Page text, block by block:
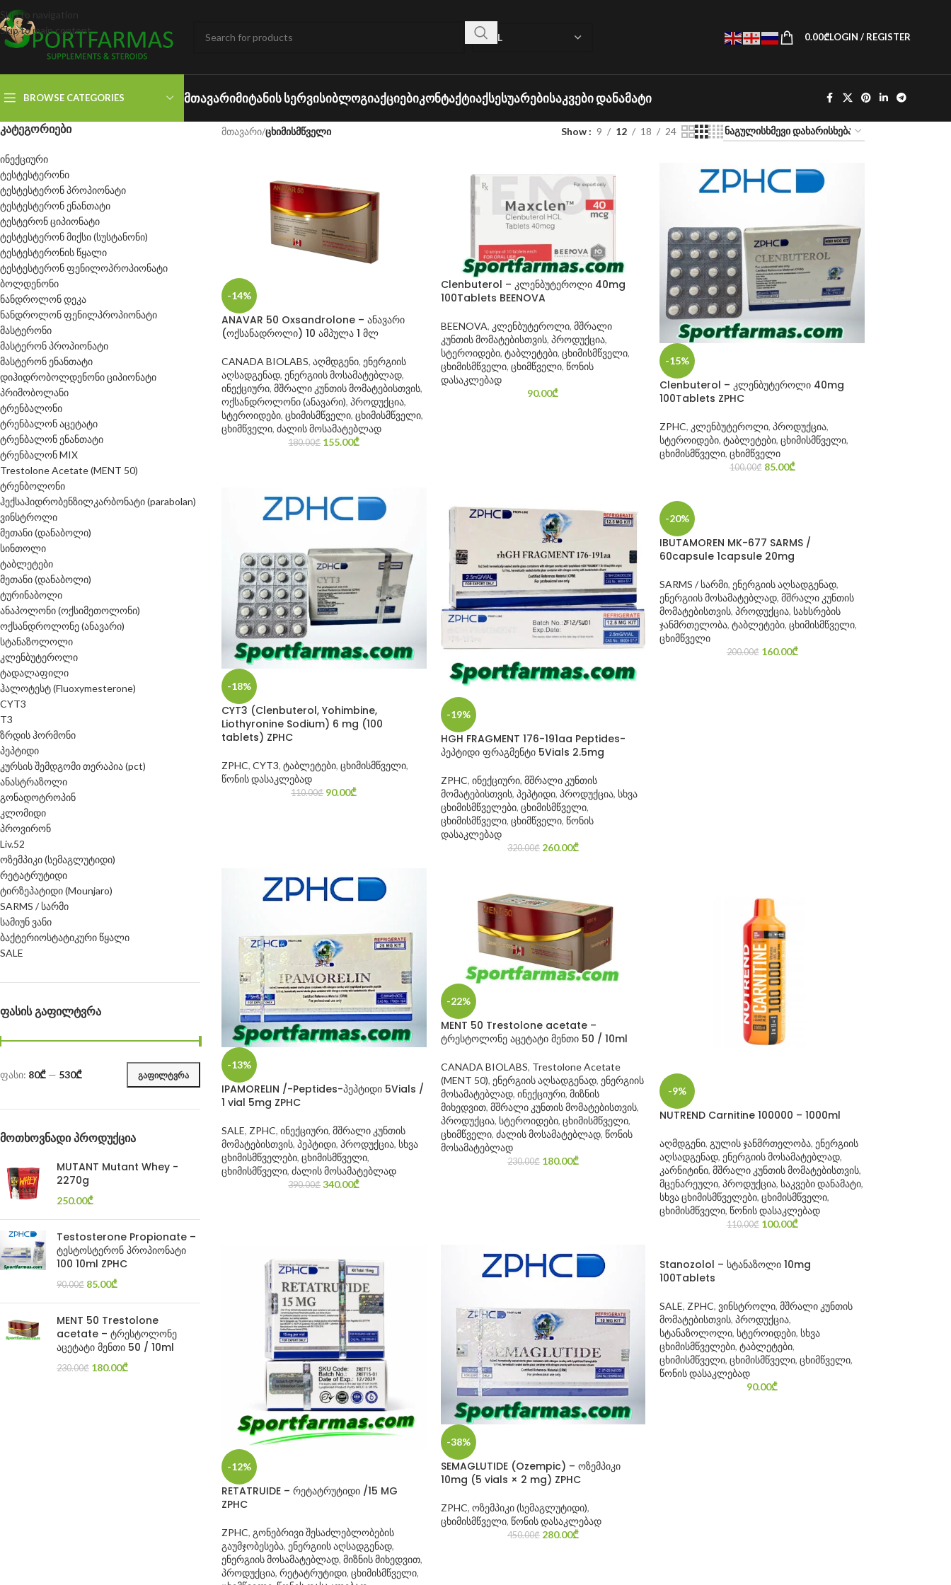
Skip to navigation
Skip to main content
0.00₾LOGIN / REGISTER
BROWSE CATEGORIES ᲛᲗᲐᲕᲐᲠᲘᲛᲘᲢᲐᲜᲘᲡ ᲡᲔᲠᲕᲘᲡᲘᲑᲚᲝᲒᲘᲐᲥᲪᲘᲔᲑᲘᲙᲝᲜᲢᲐᲥᲢᲘᲐᲥᲡᲔᲡᲣᲐᲠᲔᲑᲘᲡᲐᲙᲕᲔᲑᲘ ᲓᲐᲜᲐᲛᲐᲢᲘ
ᲙᲐᲢᲔᲒᲝᲠᲘᲔᲑᲘ
ინექციური
ტესტესტერონი
ტესტესტერონ პროპიონატი
ტესტესტერონ ენანთატი
ტესტერონ ციპიონატი
ტესტესტერონ მიქსი (სუსტანონი)
ტესტესტერონის წყალი
ტესტესტერონ ფენილოპროპიონატი
ბოლდენონი
ნანდროლონ დეკა
ნანდროლონ ფენილპროპიონატი
მასტერონი
მასტერონ პროპიონატი
მასტერონ ენანთატი
დიჰიდრობოლდენონი ციპიონატი
პრიმობოლანი
ტრენბალონი
ტრენბალონ აცეტატი
ტრენბალონ ენანთატი
ტრენბალონ MIX
Trestolone Acetate (MENT 50)
ტრენბოლონი
ჰექსაჰიდრობენზილკარბონატი (parabolan)
ვინსტროლი
მეთანი (დანაბოლი)
სინთოლი
ტაბლეტები
მეთანი (დანაბოლი)
ტურინაბოლი
ანაპოლონი (ოქსიმეთოლონი)
ოქსანდროლონე (ანავარი)
სტანაზოლოლი
კლენბუტეროლი
ტადალაფილი
ჰალოტესტ (Fluoxymesterone)
CYT3
T3
ზრდის ჰორმონი
პეპტიდი
კურსის შემდგომი თერაპია (pct)
ანასტრაზოლი
გონადოტროპინ
კლომიდი
პროვირონ
Liv.52
ოზემპიკი (სემაგლუტიდი)
რეტატრუტიდი
ტირზეპატიდი (Mounjaro)
SARMS / სარმი
სამიუნ ვანი
ბაქტერიოსტატიკური წყალი
SALE
ᲤᲐᲡᲘᲡ ᲒᲐᲤᲘᲚᲢᲕᲠᲐ
ᲒᲐᲤᲘᲚᲢᲕᲠᲐ
ფასი: 80₾ — 530₾
ᲛᲝᲗᲮᲝᲕᲜᲐᲓᲘ ᲞᲠᲝᲓᲣᲥᲪᲘᲐ
MUTANT Mutant Whey -
2270g
250.00₾
Testosterone Propionate –
ტესტოსტერონ პროპიონატი
100 10ml ZPHC
90.00₾ 85.00₾
MENT 50 Trestolone
acetate – ტრესტოლონე
აცეტატი მენთი 50 / 10ml
230.00₾ 180.00₾
მთავარი/ცხიმისმწველი Show 9 12 18 24
-14%
ANAVAR 50 Oxsandrolone – ანავარი
(ოქსანადროლი) 10 ამპულა 1 მლ
CANADA BIOLABS, აღმდგენი, ენერგიის
აღსადგენად, ენერგიის მოსამატებლად,
ინექციური, მშრალი კუნთის მომატებისთვის,
ოქსანდროლონი (ანავარი), პროდუქცია,
სტეროიდები, ცხიმისმწველი, ცხიმისმწველი,
ცხიმწველი, ძალის მოსამატებლად
180.00₾ 155.00₾
Clenbuterol – კლენბუტეროლი 40mg
100Tablets BEENOVA
BEENOVA, კლენბუტეროლი, მშრალი
კუნთის მომატებისთვის, პროდუქცია,
სტეროიდები, ტაბლეტები, ცხიმისმწველი,
ცხიმისმწველი, ცხიმწველი, წონის
დასაკლებად
90.00₾
-15%
Clenbuterol – კლენბუტეროლი 40mg
100Tablets ZPHC
ZPHC, კლენბუტეროლი, პროდუქცია,
სტეროიდები, ტაბლეტები, ცხიმისმწველი,
ცხიმისმწველი, ცხიმწველი
100.00₾ 85.00₾
-18%
CYT3 (Clenbuterol, Yohimbine,
Liothyronine Sodium) 6 mg (100
tablets) ZPHC
ZPHC, CYT3, ტაბლეტები, ცხიმისმწველი,
წონის დასაკლებად
110.00₾ 90.00₾
-19%
HGH FRAGMENT 176-191aa Peptides-
პეპტიდი ფრაგმენტი 5Vials 2.5mg
ZPHC, ინექციური, მშრალი კუნთის
მომატებისთვის, პეპტიდი, პროდუქცია, სხვა
ცხიმისმწველები, ცხიმისმწველი,
ცხიმისმწველი, ცხიმწველი, წონის
დასაკლებად
320.00₾ 260.00₾
-20%
IBUTAMOREN MK-677 SARMS /
60capsule 1capsule 20mg
SARMS / სარმი, ენერგიის აღსადგენად,
ენერგიის მოსამატებლად, მშრალი კუნთის
მომატებისთვის, პროდუქცია, სახსრების
ჯანმრთელობა, ტაბლეტები, ცხიმისმწველი,
ცხიმწველი
200.00₾ 160.00₾
-13%
IPAMORELIN /-Peptides-პეპტიდი 5Vials /
1 vial 5mg ZPHC
SALE, ZPHC, ინექციური, მშრალი კუნთის
მომატებისთვის, პეპტიდი, პროდუქცია, სხვა
ცხიმისმწველები, ცხიმისმწველი,
ცხიმისმწველი, ძალის მოსამატებლად
390.00₾ 340.00₾
-22%
MENT 50 Trestolone acetate –
ტრესტოლონე აცეტატი მენთი 50 / 10ml
CANADA BIOLABS, Trestolone Acetate
(MENT 50), ენერგიის აღსადგენად, ენერგიის
მოსამატებლად, ინექციური, მიზნის
მიხედვით, მშრალი კუნთის მომატებისთვის,
პროდუქცია, სტეროიდები, ცხიმისმწველი,
ცხიმწველი, ძალის მოსამატებლად, წონის
მოსამატებლად
230.00₾ 180.00₾
-9%
NUTREND Carnitine 100000 – 1000ml
აღმდგენი, გულის ჯანმრთელობა, ენერგიის
აღსადგენად, ენერგიის მოსამატებლად,
კარნიტინი, მშრალი კუნთის მომატებისთვის,
მცენარეული, პროდუქცია, საკვები დანამატი,
სხვა ცხიმისმწველები, ცხიმისმწველი,
ცხიმისმწველი, წონის დასაკლებად
110.00₾ 100.00₾
-12%
RETATRUIDE – რეტატრუტიდი /15 MG
ZPHC
ZPHC, გონებრივი შესაძლებლობების
გაუმჯობესება, ენერგიის აღსადგენად,
ენერგიის მოსამატებლად, მიზნის მიხედვით,
პროდუქცია, რეტატრუტიდი, ცხიმისმწველი,
-38%
SEMAGLUTIDE (Ozempic) – ოზემპიკი
10mg (5 vials × 2 mg) ZPHC
ZPHC, ოზემპიკი (სემაგლუტიდი),
ცხიმისმწველი, წონის დასაკლებად
450.00₾ 280.00₾
Stanozolol – სტანაზოლი 10mg
100Tablets
SALE, ZPHC, ვინსტროლი, მშრალი კუნთის
მომატებისთვის, პროდუქცია,
სტანაზოლოლი, სტეროიდები, სხვა
ცხიმისმწველები, ტაბლეტები,
ცხიმისმწველი, ცხიმისმწველი, ცხიმწველი,
წონის დასაკლებად
90.00₾